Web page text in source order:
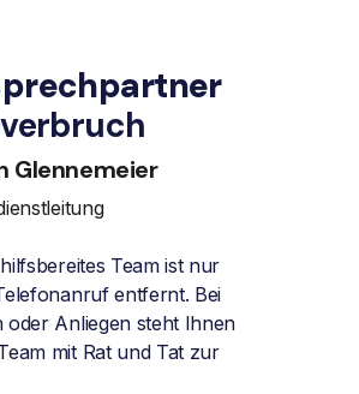
Glennemeier
Team ist nur
entfernt. Bei
oder Anliegen steht Ihnen
mit Rat und Tat zur